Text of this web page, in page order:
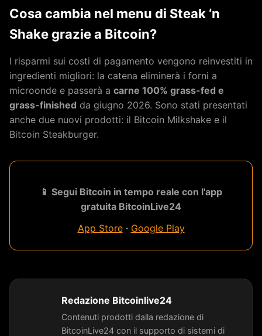
Cosa cambia nel menu di Steak ‘n
Shake grazie a Bitcoin?
I risparmi sui costi di pagamento vengono reinvestiti in
ingredienti migliori: la catena eliminerà i forni a
microonde e passerà a carne 100% grass-fed e
grass-finished da giugno 2026. Sono stati presentati
anche due nuovi prodotti: il Bitcoin Milkshake e il
Bitcoin Steakburger.
📱 Segui Bitcoin in tempo reale con l'app
gratuita BitcoinLive24
App Store· Google Play
Redazione Bitcoinlive24
Contenuti prodotti dalla redazione di
BitcoinLive24 con il supporto di sistemi di